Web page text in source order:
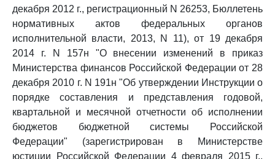
декабря 2012 г., регистрационный N 26253, Бюллетень
нормативных актов федеральных органов
исполнительной власти, 2013, N 11), от 19 декабря
2014 г. N 157н "О внесении изменений в приказ
Министерства финансов Российской Федерации от 28
декабря 2010 г. N 191н "Об утверждении Инструкции о
порядке составления и представления годовой,
квартальной и месячной отчетности об исполнении
бюджетов бюджетной системы Российской
Федерации" (зарегистрирован в Министерстве
юстиции Российской Федерации 4 февраля 2015 г.,